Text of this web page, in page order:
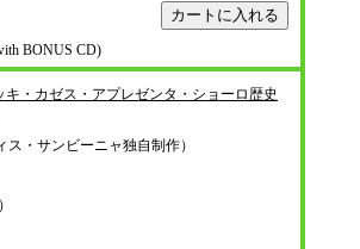
BONUS CD)
キ・カゼス・アプレゼンタ・ショーロ歴史
ス・サンビーニャ独自制作）